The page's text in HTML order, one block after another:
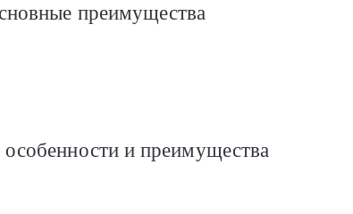
преимущества
и преимущества